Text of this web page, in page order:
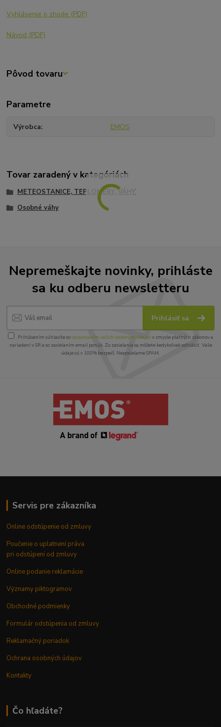
Vyhlásenie o zhode (PDF)
Návod (PDF)
Pôvod tovaru
Parametre
Výrobca EMOS
Tovar zaradený v kategóriách
METEOSTANICE, TEPLOMERY, VÁHY
Osobné váhy
Nepremeškajte novinky, prihláste
sa ku odberu newsletteru
Prihlásiť sa
Prihlásením súhlasíte sospracovaním vašich osobných údajovv zmysle platných zákonov a
nariadení v SR a so zasielaním email ponúk. Zo zasielania sa môžete kedykoľvek odhlásiť. Vaše
údaje sú v 100% bezpečí. Neposielame SPAM.
Servis pre zákazníka
Online odstúpenie od zmluvy
Poučenie o uplatnení práva
pri odstúpení od zmluvy
Online podanie reklamácie
Významy piktogramov
Obchodné podmienky
Formulár odstúpenia od zmluvy
Reklamačný poriadok
Ochrana osobných údajov
Kontakty
Čo hľadáte?